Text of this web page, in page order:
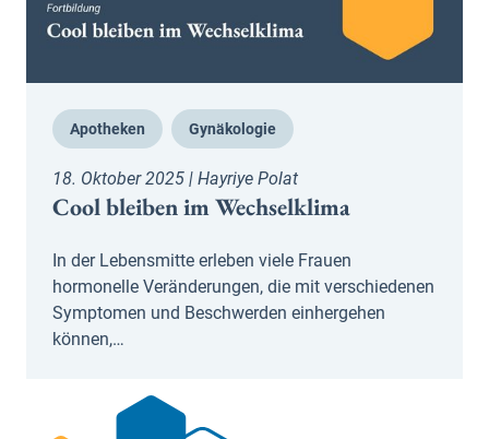
Apotheken Gynäkologie
18. Oktober 2025 | Hayriye Polat
Cool bleiben im Wechselklima
In der Lebensmitte erleben viele Frauen
hormonelle Veränderungen, die mit verschiedenen
Symptomen und Beschwerden einhergehen
können,…